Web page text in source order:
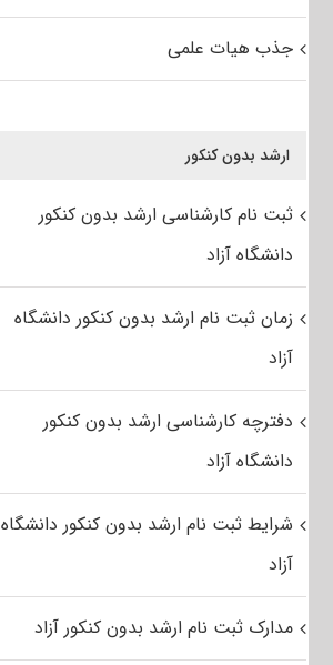
جذب هیات علمی
ارشد بدون کنکور
ثبت نام کارشناسی ارشد بدون کنکور
دانشگاه آزاد
زمان ثبت نام ارشد بدون کنکور دانشگاه
آزاد
دفترچه کارشناسی ارشد بدون کنکور
دانشگاه آزاد
شرایط ثبت نام ارشد بدون کنکور دانشگاه
آزاد
مدارک ثبت نام ارشد بدون کنکور آزاد